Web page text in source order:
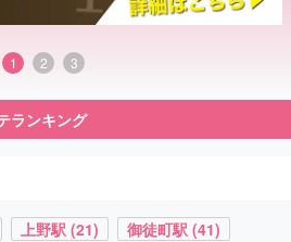
1 2 3
ランキング
上野駅 (21)
御徒町駅 (41)